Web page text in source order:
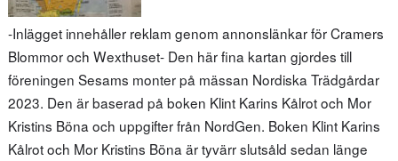
-Inlägget innehåller reklam genom annonslänkar för Cramers
Blommor och Wexthuset- Den här fina kartan gjordes till
föreningen Sesams monter på mässan Nordiska Trädgårdar
2023. Den är baserad på boken Klint Karins Kålrot och Mor
Kristins Böna och uppgifter från NordGen. Boken Klint Karins
Kålrot och Mor Kristins Böna är tyvärr slutsåld sedan länge